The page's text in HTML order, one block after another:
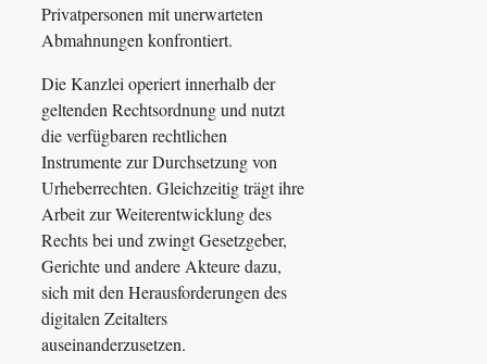
Privatpersonen mit unerwarteten
Abmahnungen konfrontiert.
Die Kanzlei operiert innerhalb der
geltenden Rechtsordnung und nutzt
die verfügbaren rechtlichen
Instrumente zur Durchsetzung von
Urheberrechten. Gleichzeitig trägt ihre
Arbeit zur Weiterentwicklung des
Rechts bei und zwingt Gesetzgeber,
Gerichte und andere Akteure dazu,
sich mit den Herausforderungen des
digitalen Zeitalters
auseinanderzusetzen.